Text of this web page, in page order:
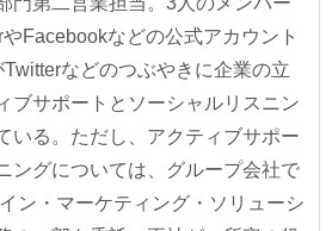
Facebookなどの公式アカウント
などのつぶやきに企業の立
ブサポートとソーシャルリスニン
いる。ただし、アクティブサポー
ングについては、グループ会社で
ン・マーケティング・ソリューシ